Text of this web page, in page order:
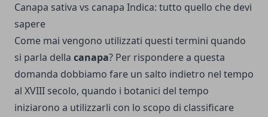
Canapa sativa vs canapa Indica: tutto quello che devi
sapere
Come mai vengono utilizzati questi termini quando
si parla della canapa? Per rispondere a questa
domanda dobbiamo fare un salto indietro nel tempo
al XVIII secolo, quando i botanici del tempo
iniziarono a utilizzarli con lo scopo di classificare